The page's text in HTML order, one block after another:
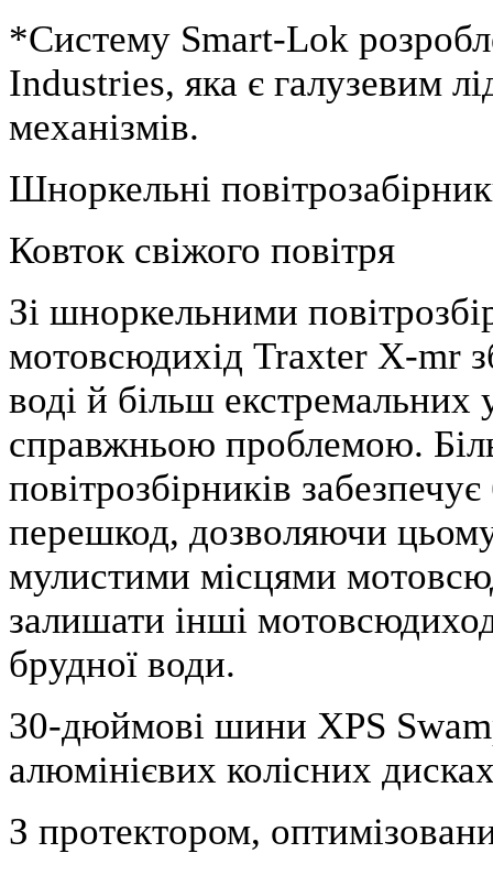
*Систему Smart-Lok
Industries, яка є галузевим
механізмів.
Шноркельні
Ковток свіжого повітря
Зі шноркельними
мотовсюдихід Traxter X-mr
воді й більш екстремальних
справжньою проблемою.
повітрозбірників
перешкод, дозволяючи
мулистими місцями
залишати інші
брудної води.
30-дюймові шини XPS
алюмінієвих колісних
З протектором,